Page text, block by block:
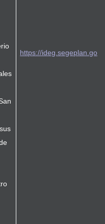
https://